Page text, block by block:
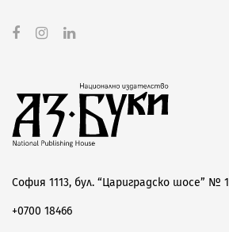
София 1113, бул. “Цариградско шосе” №
+0700 18466